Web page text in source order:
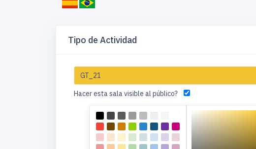
Tipo de Actividad
Hacer esta sala visible al público?